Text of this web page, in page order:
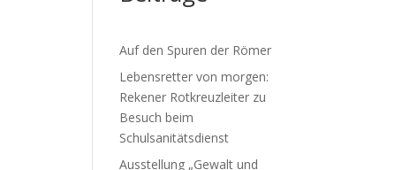
Auf den Spuren der Römer
Lebensretter von morgen:
Rekener Rotkreuzleiter zu
Besuch beim
Schulsanitätsdienst
Ausstellung „Gewalt und